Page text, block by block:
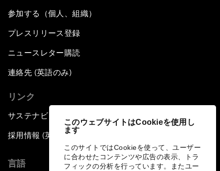
このウェブサイトはCookieを使用し
ます
このサイトではCookieを使って、ユーザー
に合わせたコンテンツや広告の表示、トラ
フィックの分析を行っています。またユー
参加する（個人、組織）
プレスリリース登録
ニュースレター購読
連絡先 (英語のみ)
リンク
サステナビリティへの取り組み
採用情報 (英語のみ)
言語